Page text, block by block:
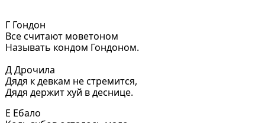
Г Гондон
Все считают моветоном
Называть кондом Гондоном.
Д Дрочила
Дядя к девкам не стремится,
Дядя держит хуй в деснице.
Е Ебало